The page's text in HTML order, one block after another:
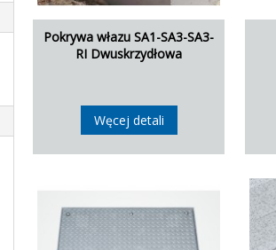
Pokrywa włazu SA1-SA3-SA3-
RI Dwuskrzydłowa
Węcej detali